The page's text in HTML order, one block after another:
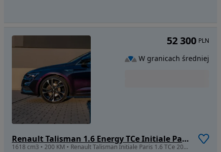
Renault Talisman 1.6 Energy TCe Initiale Paris EDC
1618 cm3 • 200 KM • Renault Talisman Initiale Paris 1.6 TCe 200km EDC DOINWESTOWANE!
52 300 PLN
W granicach średniej